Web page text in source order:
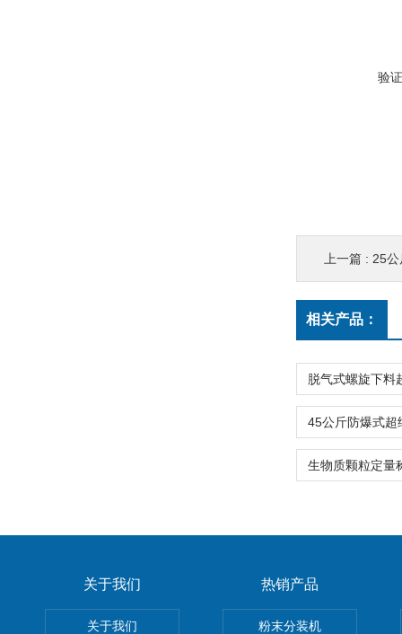
验
上一篇 : 25
相关产品：
关于我们
关于我们
热销产品
粉末分装机